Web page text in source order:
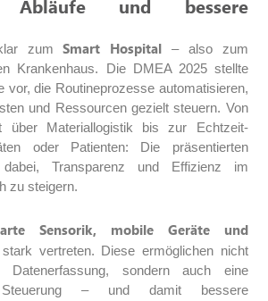
Abläufe und bessere
zumSmart Hospital – also zum
Krankenhaus. Die DMEA 2025 stellte
vor, die Routineprozesse automatisieren,
und Ressourcen gezielt steuern. Von
über Materiallogistik bis zur Echtzeit-
oder Patienten: Die präsentierten
Transparenz und Effizienz im
zu steigern.
Sensorik, mobile Geräte und
vertreten. Diese ermöglichen nicht
sondern auch eine
Steuerung – und damit bessere